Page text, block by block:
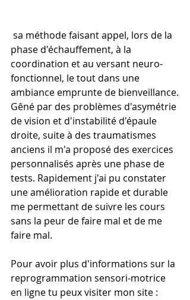
phase d'échauffement, à la
coordination et au versant neuro-
fonctionnel, le tout dans une
ambiance emprunte de bienveillance.
Gêné par des problèmes d'asymétrie
de vision et d'instabilité d'épaule
droite, suite à des traumatismes
anciens il m'a proposé des exercices
personnalisés après une phase de
tests. Rapidement j'ai pu constater
une amélioration rapide et durable
me permettant de suivre les cours
sans la peur de faire mal et de me
faire mal.
Pour avoir plus d'informations sur la
reprogrammation sensori-motrice
en ligne tu peux visiter mon site :